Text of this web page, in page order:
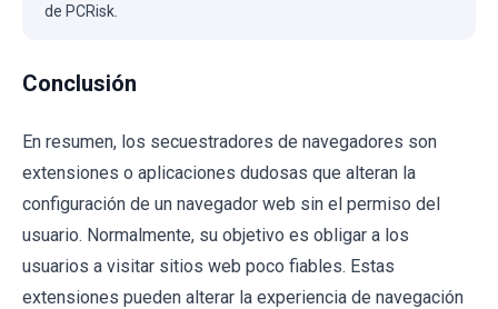
de PCRisk.
Conclusión
En resumen, los secuestradores de navegadores son
extensiones o aplicaciones dudosas que alteran la
configuración de un navegador web sin el permiso del
usuario. Normalmente, su objetivo es obligar a los
usuarios a visitar sitios web poco fiables. Estas
extensiones pueden alterar la experiencia de navegación